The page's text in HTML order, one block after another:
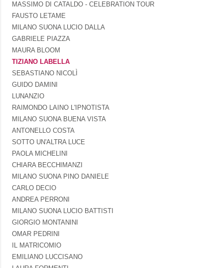
MASSIMO DI CATALDO - CELEBRATION TOUR
FAUSTO LETAME
MILANO SUONA LUCIO DALLA
GABRIELE PIAZZA
MAURA BLOOM
TIZIANO LABELLA
SEBASTIANO NICOLÌ
GUIDO DAMINI
LUNANZIO
RAIMONDO LAINO L'IPNOTISTA
MILANO SUONA BUENA VISTA
ANTONELLO COSTA
SOTTO UN'ALTRA LUCE
PAOLA MICHELINI
CHIARA BECCHIMANZI
MILANO SUONA PINO DANIELE
CARLO DECIO
ANDREA PERRONI
MILANO SUONA LUCIO BATTISTI
GIORGIO MONTANINI
OMAR PEDRINI
IL MATRICOMIO
EMILIANO LUCCISANO